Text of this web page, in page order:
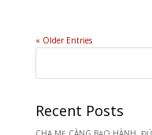
« Older Entries
Recent Posts